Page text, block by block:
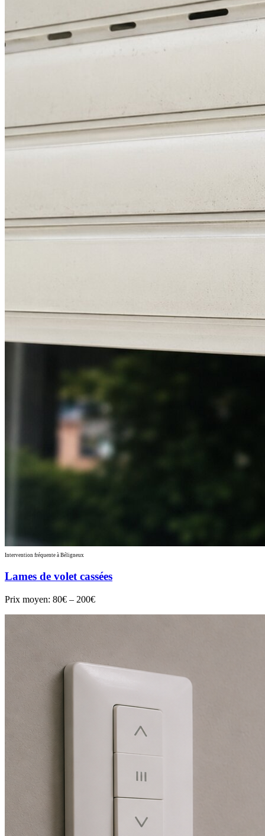
Intervention fréquente à Béligneux
Lames de volet cassées
Prix moyen: 80€ – 200€